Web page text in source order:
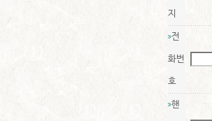
지
전
화번
호
핸